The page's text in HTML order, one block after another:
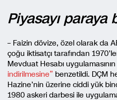
Piyasayı
– Faizin dövize, özel olarak da
çoğu iktisatçı tarafından
Mevduat Hesabı uygulamasının
indirilmesine” benzetildi. DÇM
Hazine’nin üzerine ciddi yük
1980 askeri darbesi ile